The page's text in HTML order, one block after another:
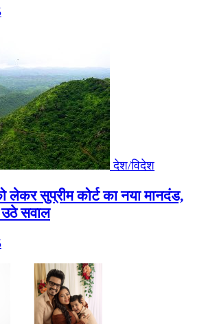
देश/विदेश
लेकर सुप्रीम कोर्ट का नया मानदंड,
उठे सवाल